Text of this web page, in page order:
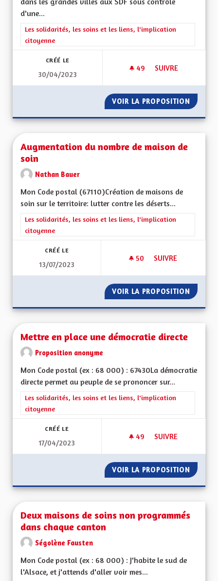
d'une...
Filtrer les résultats de la catégorie : Les solidarités, les soins
Les solidarités, les soins et les liens, l'implication
citoyenne
CRÉÉ LE
30/04/2023
49 49 ABONNÉS
SUIVRE
VOIR LA PROPOSITION
Augmentation du nombre de maison de
soin
Nathan Bauer
Mon Code postal (67110) Création de maisons de
soin sur le territoire: lutter contre les déserts...
Filtrer les résultats de la catégorie : Les solidarités, les soins
Les solidarités, les soins et les liens, l'implication
citoyenne
CRÉÉ LE
13/07/2023
50 50 ABONNÉS
SUIVRE
VOIR LA PROPOSITION
Mettre en place une démocratie directe
Proposition anonyme
Mon Code postal (ex : 68 000) : 67430La démocratie
directe permet au peuple de se prononcer sur...
Filtrer les résultats de la catégorie : Les solidarités, les soins
Les solidarités, les soins et les liens, l'implication
citoyenne
CRÉÉ LE
17/04/2023
49 49 ABONNÉS
SUIVRE
VOIR LA PROPOSITION
Deux maisons de soins non programmés
dans chaque canton
Ségolène Fausten
Mon Code postal (ex : 68 000) : J'habite le sud de
l'Alsace, et j'attends d'aller voir mes...